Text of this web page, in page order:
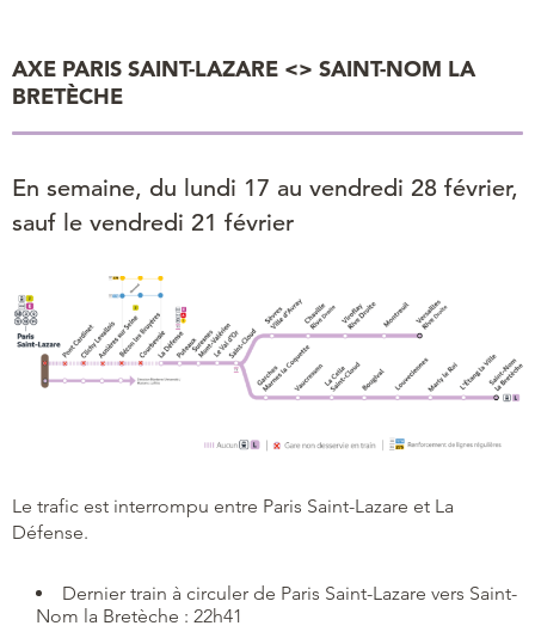
AXE PARIS SAINT-LAZARE <> SAINT-NOM LA
BRETÈCHE
En semaine, du lundi 17 au vendredi 28 février,
sauf le vendredi 21 février
Le trafic est interrompu entre Paris Saint-Lazare et La
Défense.
Dernier train à circuler de Paris Saint-Lazare vers Saint-
Nom la Bretèche : 22h41